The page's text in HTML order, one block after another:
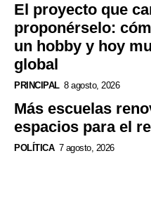
El proyecto que
proponérselo:
un hobby y hoy
global
PRINCIPAL 8 agosto, 2026
Más escuelas
espacios para el
POLÍTICA 7 agosto, 2026